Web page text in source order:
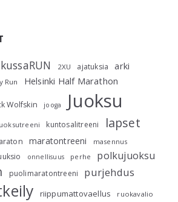
2XU ajatuksia arki
Run Helsinki Half Marathon
Wolfskin jooga Juoksu
kuntosalitreeni
lapset
maratontreeni masennus
onnellisuus perhe polkujuoksu
puolimaratontreeni purjehdus
riippumattovaellus
ruokavalio